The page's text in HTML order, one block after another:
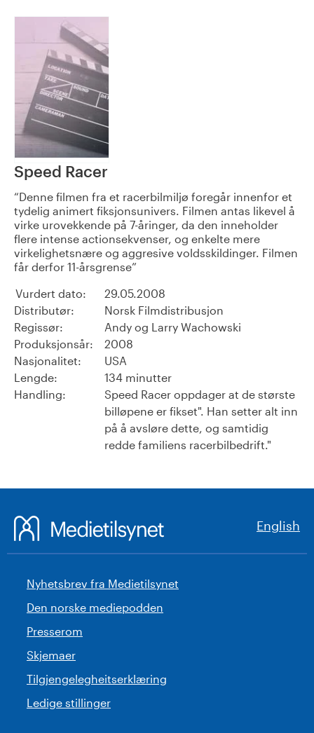
Speed Racer
Denne filmen fra et racerbilmiljø foregår innenfor et
tydelig animert fiksjonsunivers. Filmen antas likevel å
virke urovekkende på 7-åringer, da den inneholder
flere intense actionsekvenser, og enkelte mere
virkelighetsnære og aggresive voldsskildinger. Filmen
får derfor 11-årsgrense
Vurdert dato:
29.05.2008
Distributør:
Norsk Filmdistribusjon
Regissør:
Andy og Larry Wachowski
Produksjonsår:
2008
Nasjonalitet:
USA
Lengde:
134 minutter
Handling:
Speed Racer oppdager at de største
billøpene er fikset". Han setter alt inn
på å avsløre dette, og samtidig
redde familiens racerbilbedrift."
English
Nyhetsbrev fra Medietilsynet
Den norske mediepodden
Presserom
Skjemaer
Tilgjengelegheitserklæring
Ledige stillinger